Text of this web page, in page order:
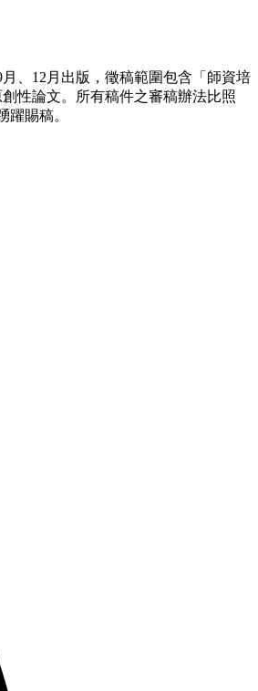
月、 12 月出版，徵稿範圍包含「師資培
性論文。所有稿件之審稿辦法比照
躍賜稿。